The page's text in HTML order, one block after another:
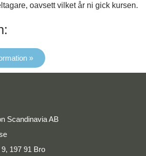
oavsett vilket år ni gick kursen.
»
Scandinavia AB
197 91 Bro